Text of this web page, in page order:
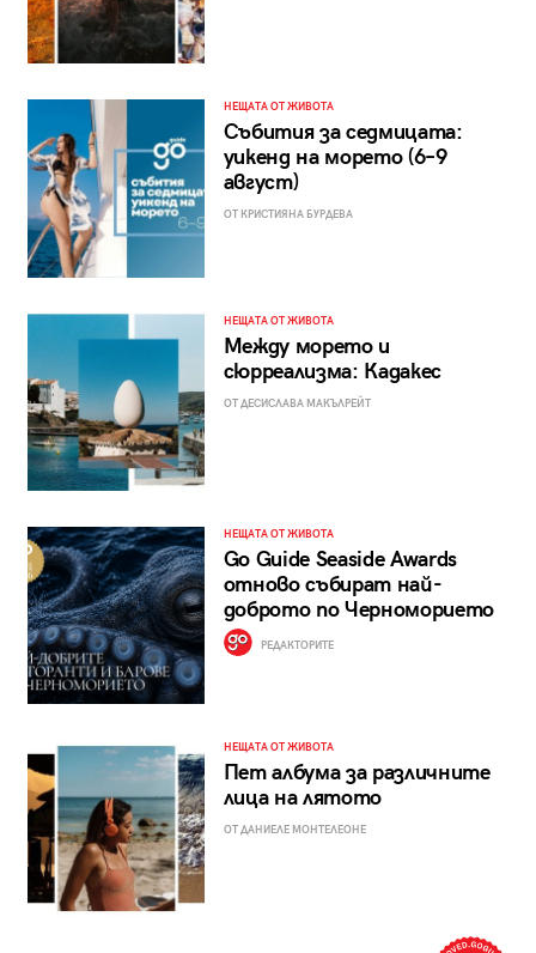
НЕЩАТА ОТ ЖИВОТА
Събития за седмицата:
уикенд на морето (6–9
август)
ОТ КРИСТИЯНА БУРДЕВА
НЕЩАТА ОТ ЖИВОТА
Между морето и
сюрреализма: Кадакес
ОТ ДЕСИСЛАВА МАКЪЛРЕЙТ
НЕЩАТА ОТ ЖИВОТА
Go Guide Seaside Awards
отново събират най-
доброто по Черноморието
РЕДАКТОРИТЕ
НЕЩАТА ОТ ЖИВОТА
Пет албума за различните
лица на лятото
ОТ ДАНИЕЛЕ МОНТЕЛЕОНЕ